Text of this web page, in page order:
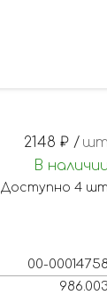
00-00014758
986.003
2148 ₽ / шт
В наличии
Доступно 4 шт